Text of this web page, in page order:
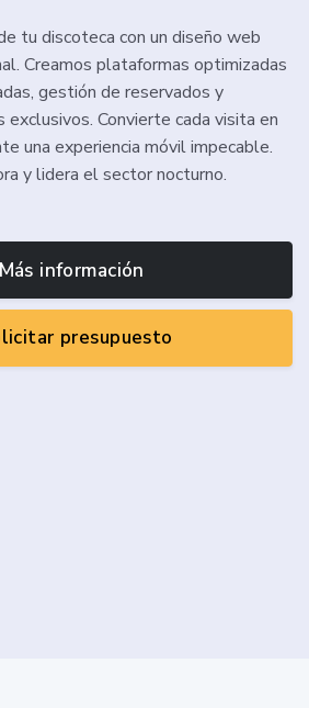
tu discoteca con un diseño web
Creamos plataformas optimizadas
gestión de reservados y
Convierte cada visita en
una experiencia móvil impecable.
y lidera el sector nocturno.
Más información
presupuesto